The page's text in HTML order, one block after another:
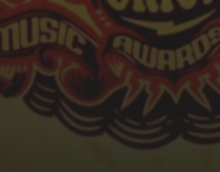
SFEER - VERSLAGEN
ZIE ALLE WINNAARS